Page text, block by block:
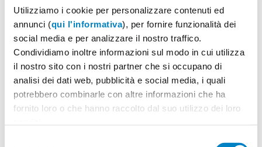
Utilizziamo i cookie per personalizzare contenuti ed
annunci (qui l'informativa), per fornire funzionalità dei
social media e per analizzare il nostro traffico.
Condividiamo inoltre informazioni sul modo in cui utilizza
il nostro sito con i nostri partner che si occupano di
analisi dei dati web, pubblicità e social media, i quali
potrebbero combinarle con altre informazioni che ha
fornito loro o che hanno raccolto dal suo utilizzo dei loro
3 Il tuo logo / grafica (opzionale)
Vuoi caricare il tuo logo o grafica adesso? Potrai
comunque farlo successivamente.
Carica o sposta il tuo file qui
PNG, JPG, SVG fino a 10MB